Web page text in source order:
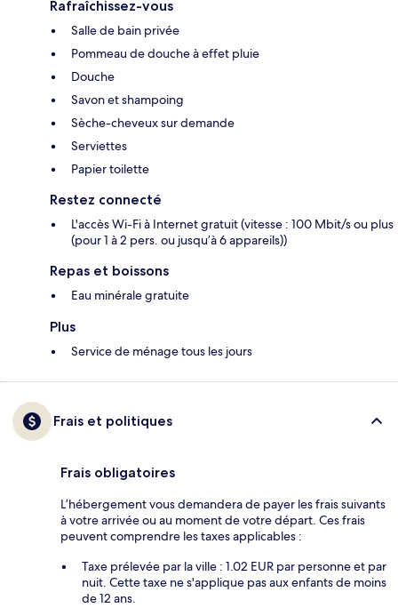
Rafraîchissez-vous
Salle de bain privée
Pommeau de douche à effet pluie
Douche
Savon et shampoing
Sèche-cheveux sur demande
Serviettes
Papier toilette
Restez connecté
L'accès Wi-Fi à Internet gratuit (vitesse : 100 Mbit/s ou plus
(pour 1 à 2 pers. ou jusqu’à 6 appareils))
Repas et boissons
Eau minérale gratuite
Plus
Service de ménage tous les jours
Frais et politiques
Frais obligatoires
L’hébergement vous demandera de payer les frais suivants
à votre arrivée ou au moment de votre départ. Ces frais
peuvent comprendre les taxes applicables :
Taxe prélevée par la ville : 1.02 EUR par personne et par
nuit. Cette taxe ne s'applique pas aux enfants de moins
de 12 ans.